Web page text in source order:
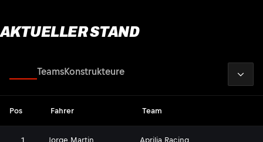
AKTUELLER STAND
TeamsKonstrukteure
Pos Fahrer Team
Jorge Martin Aprilia Racing